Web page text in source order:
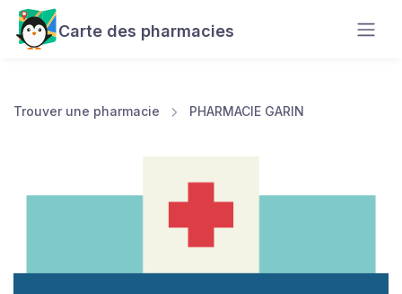
Carte des pharmacies
Trouver une pharmacie PHARMACIE GARIN